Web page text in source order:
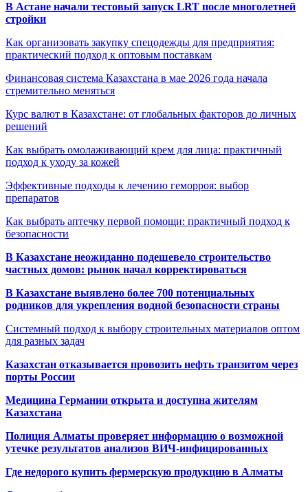
В Астане начали тестовый запуск LRT после многолетней
стройки
Как организовать закупку спецодежды для предприятия:
практический подход к оптовым поставкам
Финансовая система Казахстана в мае 2026 года начала
стремительно меняться
Курс валют в Казахстане: от глобальных факторов до личных
решений
Как выбрать омолаживающий крем для лица: практичный
подход к уходу за кожей
Эффективные подходы к лечению геморроя: выбор
препаратов
Как выбрать аптечку первой помощи: практичный подход к
безопасности
В Казахстане неожиданно подешевело строительство
частных домов: рынок начал корректироваться
В Казахстане выявлено более 700 потенциальных
родников для укрепления водной безопасности страны
Системный подход к выбору строительных материалов оптом
для разных задач
Казахстан отказывается провозить нефть транзитом через
порты России
Медицина Германии открыта и доступна жителям
Казахстана
Полиция Алматы проверяет информацию о возможной
утечке результатов анализов ВИЧ-инфицированных
Где недорого купить фермерскую продукцию в Алматы